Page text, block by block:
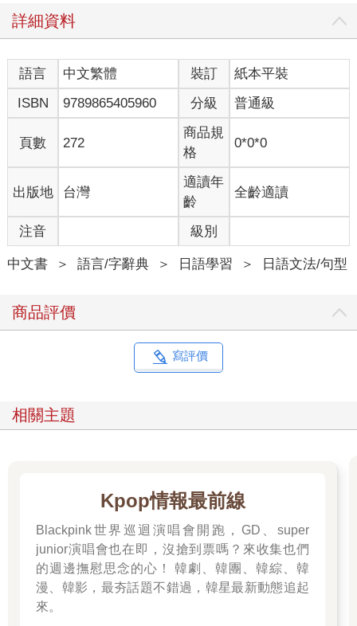
詳細資料
語言 中文繁體 裝訂
紙本平裝
ISBN
9789865405960 分級 普通級
頁數 272
商品規
格
0*0*0
出版地 台灣
適讀年
齡
全齡適讀
注音 級別
中文書 ＞ 語言/字辭典 ＞ 日語學習 ＞ 日語文法/句型
商品評價
寫評價
相關主題
Kpop情報最前線
Blackpink世界巡迴演唱會開跑，GD、super
junior演唱會也在即，沒搶到票嗎？來收集也們
的週邊撫慰思念的心！ 韓劇、韓團、韓綜、韓
漫、韓影，最夯話題不錯過，韓星最新動態追起
來。